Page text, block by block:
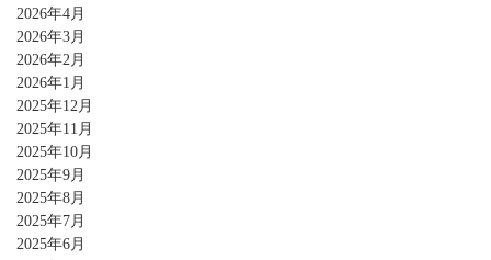
2026年4月
2026年3月
2026年2月
2026年1月
2025年12月
2025年11月
2025年10月
2025年9月
2025年8月
2025年7月
2025年6月